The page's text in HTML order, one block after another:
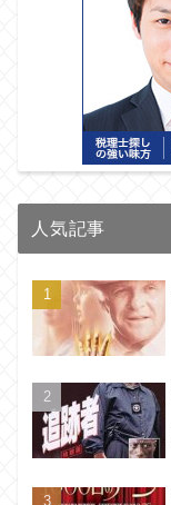
人気記事